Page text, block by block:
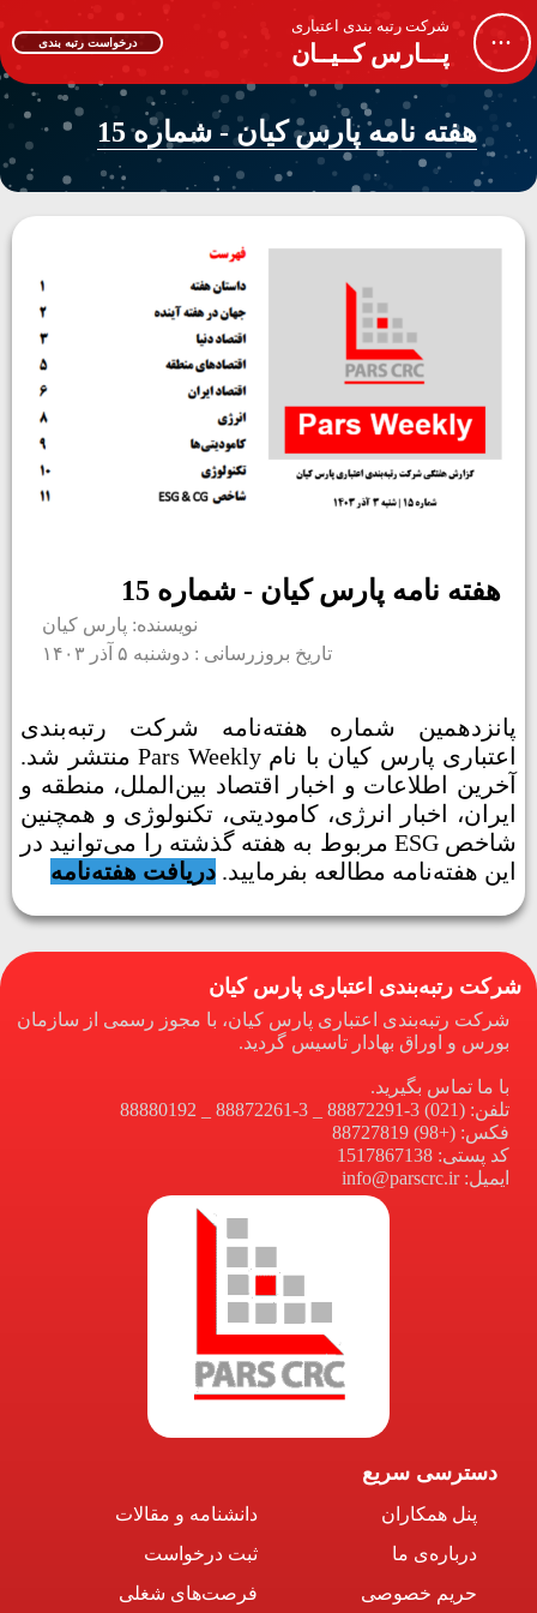
...
شرکت رتبه بندی اعتباری
پـــارس کــیــان درخواست رتبه بندی
هفته نامه پارس کیان - شماره 15
هفته نامه پارس کیان - شماره 15
نویسنده: پارس کیان
تاریخ بروزرسانی : دوشنبه ۵ آذر ۱۴۰۳
پانزدهمین شماره هفته‌نامه شرکت رتبه‌بندی
اعتباری پارس کیان با نام Pars Weekly منتشر شد.
آخرین اطلاعات و اخبار اقتصاد بین‌الملل، منطقه و
ایران، اخبار انرژی، کامودیتی، تکنولوژی و همچنین
شاخص ESG مربوط به هفته گذشته را می‌توانید در
این هفته‌نامه مطالعه بفرمایید. دریافت هفته‌نامه
شرکت رتبه‌بندی اعتباری پارس کیان
شرکت رتبه‌بندی اعتباری پارس کیان، با مجوز رسمی از سازمان
بورس و اوراق بهادار تاسیس گردید.
با ما تماس بگیرید.
تلفن: (021) 3-88872291 _ 3-88872261 _ 88880192
فکس: (+98) 88727819
کد پستی: 1517867138
ایمیل: info@parscrc.ir
دسترسی سریع
پنل همکاران
درباره‌ی ما
حریم خصوصی
دانشنامه و مقالات
ثبت درخواست
فرصت‌های شغلی